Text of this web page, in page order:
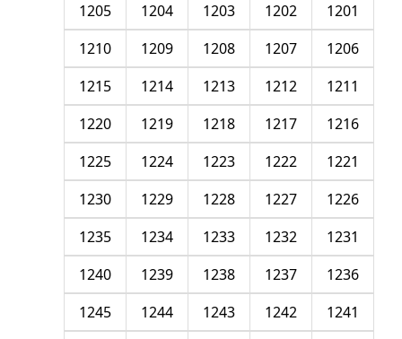
1201
1202
1203
1204
1205
1206
1207
1208
1209
1210
1211
1212
1213
1214
1215
1216
1217
1218
1219
1220
1221
1222
1223
1224
1225
1226
1227
1228
1229
1230
1231
1232
1233
1234
1235
1236
1237
1238
1239
1240
1241
1242
1243
1244
1245